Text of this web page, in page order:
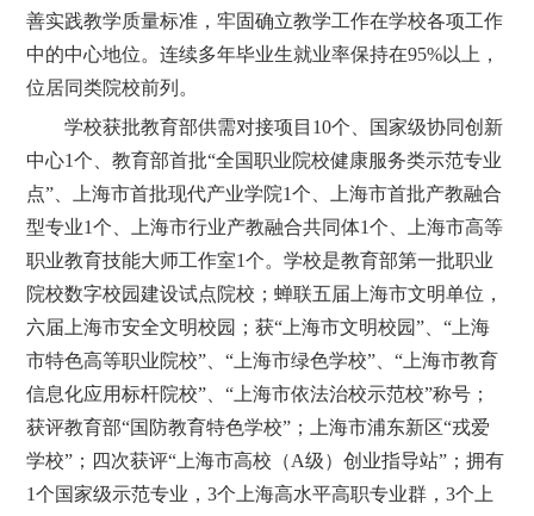
善实践教学质量标准，牢固确立教学工作在学校各项工作
中的中心地位。连续多年毕业生就业率保持在95%以上，
位居同类院校前列。
学校获批教育部供需对接项目10个、国家级协同创新
中心1个、教育部首批“全国职业院校健康服务类示范专业
点”、上海市首批现代产业学院1个、上海市首批产教融合
型专业1个、上海市行业产教融合共同体1个、上海市高等
职业教育技能大师工作室1个。学校是教育部第一批职业
院校数字校园建设试点院校；蝉联五届上海市文明单位，
六届上海市安全文明校园；获“上海市文明校园”、“上海
市特色高等职业院校”、“上海市绿色学校”、“上海市教育
信息化应用标杆院校”、“上海市依法治校示范校”称号；
获评教育部“国防教育特色学校”；上海市浦东新区“戎爱
学校”；四次获评“上海市高校（A级）创业指导站”；拥有
1个国家级示范专业，3个上海高水平高职专业群，3个上